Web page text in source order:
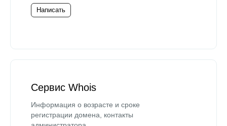
Написать
Сервис Whois
Информация о возрасте и сроке
регистрации домена, контакты